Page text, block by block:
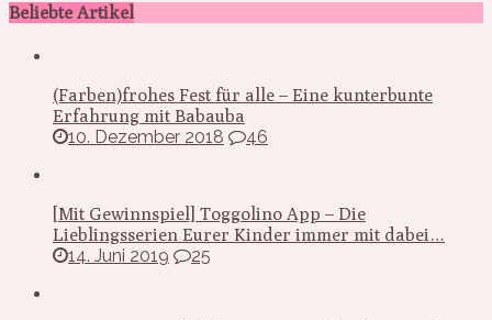
Beliebte Artikel
(Farben)frohes Fest für alle – Eine kunterbunte
Erfahrung mit Babauba
10. Dezember 2018
46
[Mit Gewinnspiel] Toggolino App – Die
Lieblingsserien Eurer Kinder immer mit dabei…
14. Juni 2019
25